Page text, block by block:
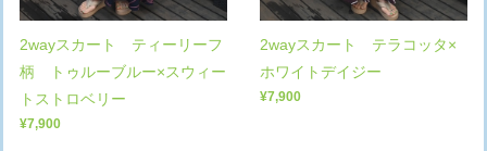
2wayスカート ティーリーフ
柄 トゥルーブルー×スウィー
トストロベリー
¥7,900
2wayスカート テラコッタ×
ホワイトデイジー
¥7,900